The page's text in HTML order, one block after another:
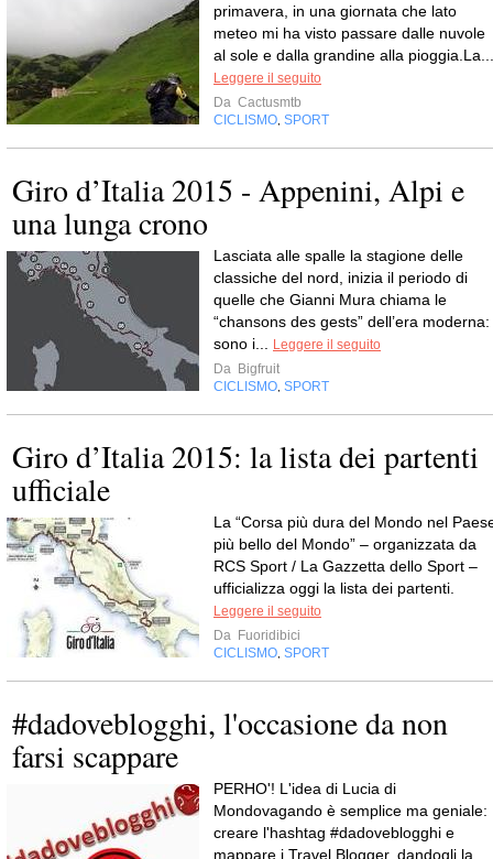
primavera, in una giornata che lato
meteo mi ha visto passare dalle nuvole
al sole e dalla grandine alla pioggia.La...
Leggere il seguito
Da Cactusmtb
CICLISMO SPORT
Giro d’Italia 2015 - Appenini, Alpi e
una lunga crono
Lasciata alle spalle la stagione delle
classiche del nord, inizia il periodo di
quelle che Gianni Mura chiama le
“chansons des gests” dell’era moderna:
sono i...
Leggere il seguito
Da Bigfruit
CICLISMO SPORT
Giro d’Italia 2015: la lista dei partenti
ufficiale
La “Corsa più dura del Mondo nel
più bello del Mondo” – organizzata da
RCS Sport / La Gazzetta dello Sport –
ufficializza oggi la lista dei partenti.
Leggere il seguito
Da Fuoridibici
CICLISMO SPORT
#dadoveblogghi, l'occasione da non
farsi scappare
PERHO'! L'idea di Lucia di
Mondovagando è semplice ma geniale:
creare l'hashtag #dadoveblogghi e
mappare i Travel Blogger, dandogli la